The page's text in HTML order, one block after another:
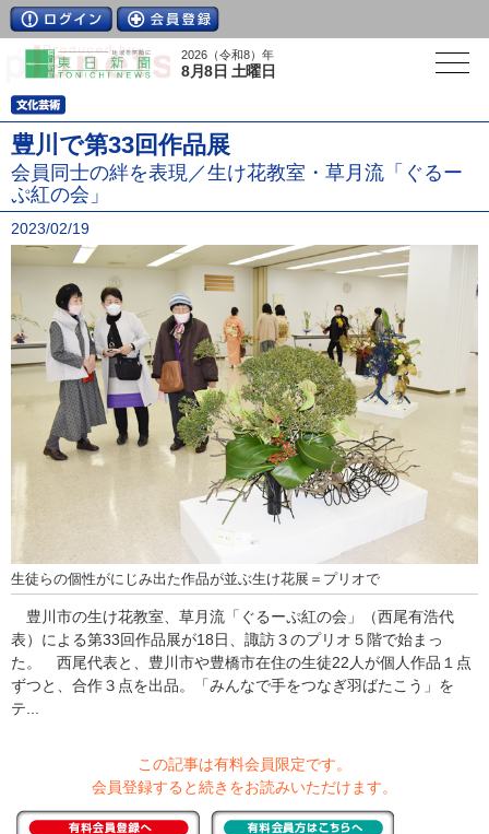
2026（令和8）年
8月8日 土曜日
豊川で第33回作品展
会員同士の絆を表現／生け花教室・草月流「ぐるー
ぷ紅の会」
2023/02/19
生徒らの個性がにじみ出た作品が並ぶ生け花展＝プリオで
豊川市の生け花教室、草月流「ぐるーぷ紅の会」（西尾有浩代
表）による第33回作品展が18日、諏訪３のプリオ５階で始まっ
た。 西尾代表と、豊川市や豊橋市在住の生徒22人が個人作品１点
ずつと、合作３点を出品。「みんなで手をつなぎ羽ばたこう」を
テ...
この記事は有料会員限定です。
会員登録すると続きをお読みいただけます。